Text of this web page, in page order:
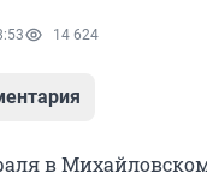
14 624
в